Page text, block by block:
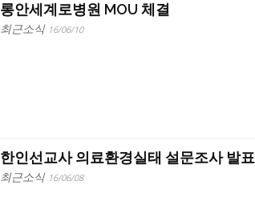
롱안세계로병원 MOU 체결
최근소식 16/06/10
한인선교사 의료환경실태 설문조사 발표
최근소식 16/06/08